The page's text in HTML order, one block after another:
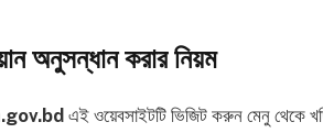
করার নিয়ম
এই ওয়েবসাইটটি ভিজিট করুন মেনু থেকে